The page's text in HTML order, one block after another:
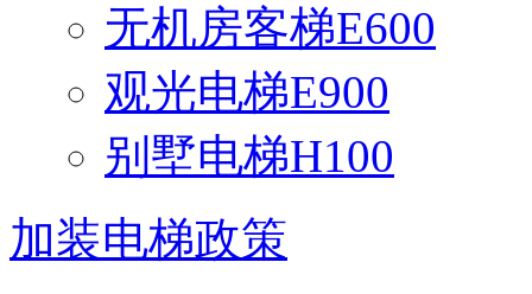
无机房客梯E600
观光电梯E900
别墅电梯H100
加装电梯政策